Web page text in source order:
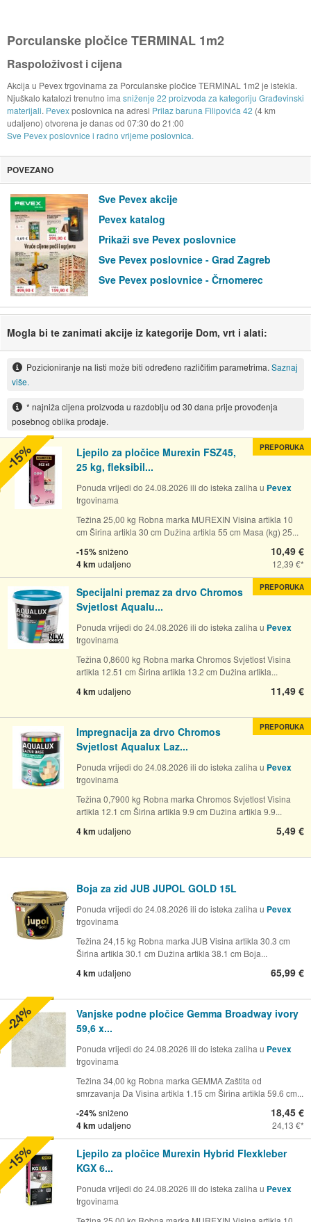
Porculanske pločice TERMINAL 1m2
Raspoloživost i cijena
Akcija u Pevex trgovinama za Porculanske pločice TERMINAL 1m2 je istekla.
Njuškalo katalozi trenutno ima sniženje 22 proizvoda za kategoriju Građevinski
materijali. Pevexposlovnica na adresi Prilaz baruna Filipovića 42 (4 km
udaljeno) otvorena je danas od 07:30 do 21:00
Sve Pevex poslovnice i radno vrijeme poslovnica.
POVEZANO
Sve Pevex akcije
Pevex katalog
Prikaži sve Pevex poslovnice
Sve Pevex poslovnice - Grad Zagreb
Sve Pevex poslovnice - Črnomerec
Mogla bi te zanimati akcije iz kategorije Dom, vrt i alati:
Pozicioniranje na listi može biti određeno različitim parametrima. Saznaj
više.
* najniža cijena proizvoda u razdoblju od 30 dana prije provođenja
posebnog oblika prodaje.
Ljepilo za pločice Murexin FSZ45,
25 kg, fleksibil...
Ponuda vrijedi do 24.08.2026 ili do isteka zaliha u Pevex
trgovinama
Težina 25,00 kg Robna marka MUREXIN Visina artikla 10
cm Širina artikla 30 cm Dužina artikla 55 cm Masa (kg) 25...
-15%sniženo
4 km udaljeno
10,49 €
12,39 €
PREPORUKA
-15%
Specijalni premaz za drvo Chromos
Svjetlost Aqualu...
Ponuda vrijedi do 24.08.2026 ili do isteka zaliha u Pevex
trgovinama
Težina 0,8600 kg Robna marka Chromos Svjetlost Visina
artikla 12.51 cm Širina artikla 13.2 cm Dužina artikla...
4 km udaljeno 11,49 €
PREPORUKA
Impregnacija za drvo Chromos
Svjetlost Aqualux Laz...
Ponuda vrijedi do 24.08.2026 ili do isteka zaliha u Pevex
trgovinama
Težina 0,7900 kg Robna marka Chromos Svjetlost Visina
artikla 12.1 cm Širina artikla 9.9 cm Dužina artikla 9.9...
4 km udaljeno 5,49 €
PREPORUKA
Boja za zid JUB JUPOL GOLD 15L
Ponuda vrijedi do 24.08.2026 ili do isteka zaliha u Pevex
trgovinama
Težina 24,15 kg Robna marka JUB Visina artikla 30.3 cm
Širina artikla 30.1 cm Dužina artikla 38.1 cm Boja...
4 km udaljeno 65,99 €
Vanjske podne pločice Gemma Broadway ivory
59,6 x...
Ponuda vrijedi do 24.08.2026 ili do isteka zaliha u Pevex
trgovinama
Težina 34,00 kg Robna marka GEMMA Zaštita od
smrzavanja Da Visina artikla 1.15 cm Širina artikla 59.6 cm...
-24%sniženo
4 km udaljeno
18,45 €
24,13 €
-24%
Ljepilo za pločice Murexin Hybrid Flexkleber
KGX 6...
Ponuda vrijedi do 24.08.2026 ili do isteka zaliha u Pevex
trgovinama
-15%